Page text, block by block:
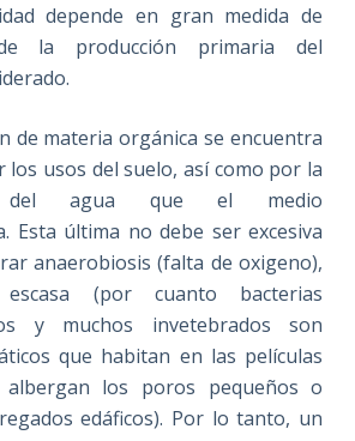
depende en gran medida de
la producción primaria del
de materia orgánica se encuentra
los usos del suelo, así como por la
del agua que el medio
Esta última no debe ser excesiva
anaerobiosis (falta de oxigeno),
(por cuanto bacterias
y muchos invetebrados son
que habitan en las películas
los poros pequeños o
edáficos). Por lo tanto, un